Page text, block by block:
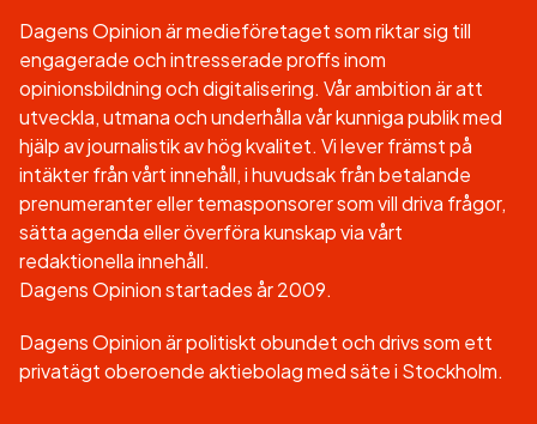
Dagens Opinion är medieföretaget som riktar sig till
engagerade och intresserade proffs inom
opinionsbildning och digitalisering. Vår ambition är att
utveckla, utmana och underhålla vår kunniga publik med
hjälp av journalistik av hög kvalitet. Vi lever främst på
intäkter från vårt innehåll, i huvudsak från betalande
prenumeranter eller temasponsorer som vill driva frågor,
sätta agenda eller överföra kunskap via vårt
redaktionella innehåll.
Dagens Opinion startades år 2009.
Dagens Opinion är politiskt obundet och drivs som ett
privatägt oberoende aktiebolag med säte i Stockholm.